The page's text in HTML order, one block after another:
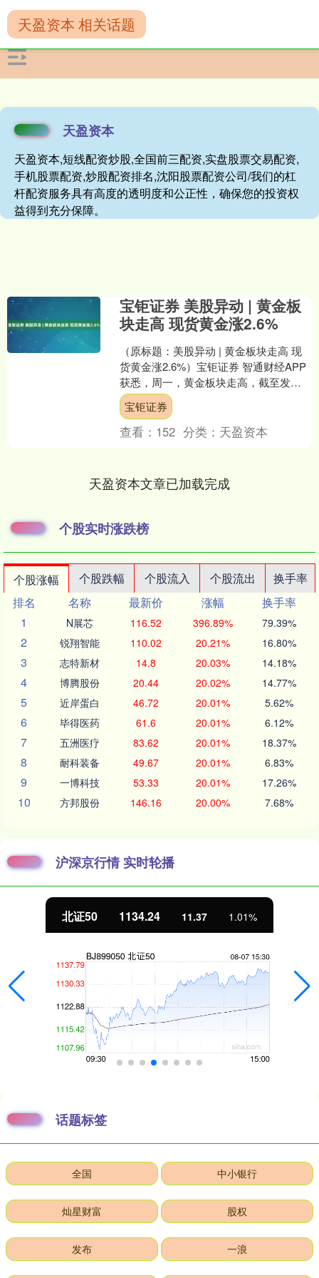
天盈资本
天盈资本,短线配资炒股,全国前三配资,实盘股票交易配资,
手机股票配资,炒股配资排名,沈阳股票配资公司/我们的杠
杆配资服务具有高度的透明度和公正性，确保您的投资权
益得到充分保障。
天盈资本 相关话题
宝钜证券 美股异动 | 黄金板
块走高 现货黄金涨2.6%
（原标题：美股异动 | 黄金板块走高 现
货黄金涨2.6%）宝钜证券 智通财经APP
获悉，周一，黄金板块走高，截至发
稿，金田(GFI.US)涨超8%，皇家黄金
(R....
宝钜证券
查看： 152 分类： 天盈资本
天盈资本文章已加载完成
个股实时涨跌榜
个股涨幅 个股跌幅 个股流入 个股流出
换手率
排名
名称 最新价 涨幅
换手率
1
N展芯 116.52 396.89% 79.39%
2 锐翔智能 110.02 20.21% 16.80%
3 志特新材 14.8 20.03% 14.18%
4 博腾股份 20.44 20.02% 14.77%
5 近岸蛋白 46.72 20.01% 5.62%
6 毕得医药 61.6 20.01% 6.12%
7 五洲医疗 83.62 20.01% 18.37%
8 耐科装备 49.67 20.01% 6.83%
9 一博科技 53.33 20.01% 17.26%
10 方邦股份 146.16 20.00% 7.68%
沪深京行情 实时轮播
北证50 1134.24 11.37 1.01%
话题标签
全国 中小银行
灿星财富 股权
发布 一浪